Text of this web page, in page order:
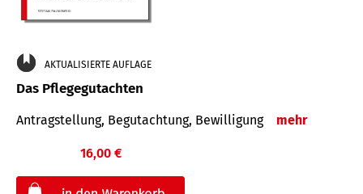
AKTUALISIERTE AUFLAGE
Das Pflegegutachten
Antragstellung, Begutachtung, Bewilligung mehr
16,00 €